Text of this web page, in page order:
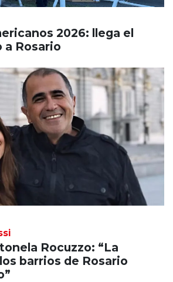
2026: llega el
Rosario
Rocuzzo: “La
barrios de Rosario